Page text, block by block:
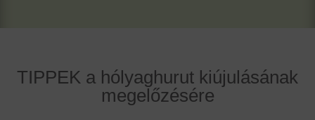
TIPPEK a hólyaghurut kiújulásának
megelőzésére